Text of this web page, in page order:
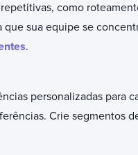
como
sua equipe se
.
personalizadas para
Crie segmentos